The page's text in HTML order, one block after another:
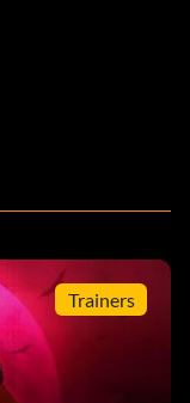
Trainers